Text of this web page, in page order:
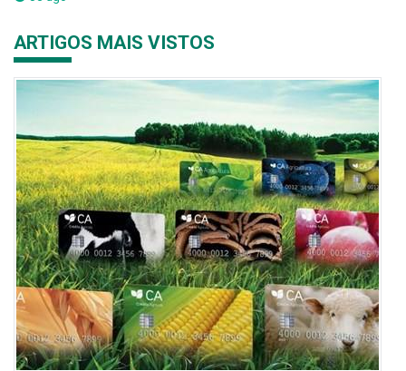
ARTIGOS MAIS VISTOS